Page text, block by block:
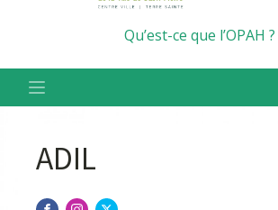
Qu’est-ce que l’OPAH ?
ADIL